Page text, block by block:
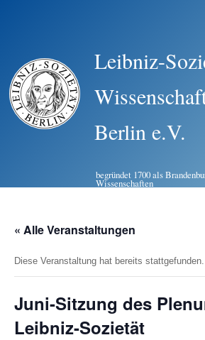
Leibniz-
Berlin e.V.
begründet 1700 als
Wissenschaften
« Alle Veranstaltungen
Diese Veranstaltung hat bereits stattgefunden.
Juni-Sitzung des
Leibniz-Sozietät